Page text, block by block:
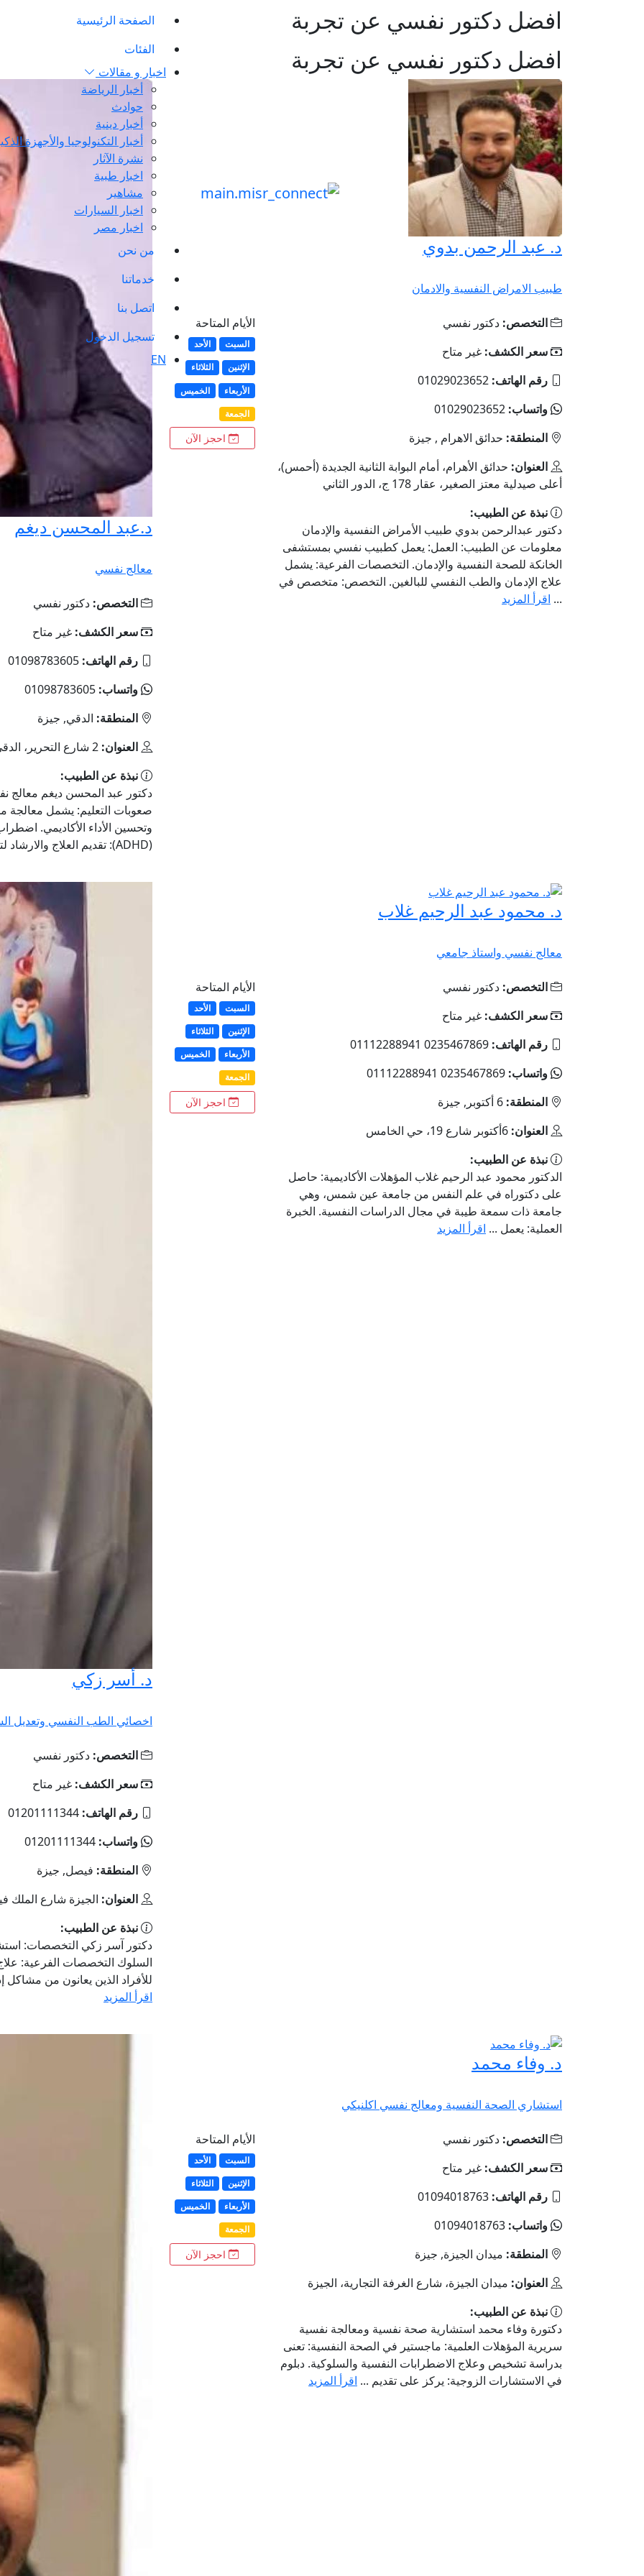
الصفحة الرئيسية
الفئات
اخبار و مقالات
أخبار الرياضة
حوادث
أخبار دينية
أخبار التكنولوجيا والأجهزة
نشرة الآثار
اخبار طبية
مشاهير
اخبار السيارات
اخبار مصر
من نحن
خدماتنا
اتصل بنا
تسجيل الدخول
EN
افضل دكتور نفسي عن تجربة
افضل دكتور نفسي عن تجربة
د. عبد الرحمن بدوي
طبيب الامراض النفسية والادمان
التخصص: دكتور نفسي
سعر الكشف: غير متاح
رقم الهاتف: 01029023652
واتساب: 01029023652
المنطقة: حدائق الاهرام , جيزة
العنوان: حدائق الأهرام، أمام البوابة الثانية الجديدة (أحمس)،
أعلى صيدلية معتز الصغير، عقار 178 ج، الدور الثاني
نبذة عن الطبيب:
دكتور عبدالرحمن بدوي طبيب الأمراض النفسية والإدمان
معلومات عن الطبيب: العمل: يعمل كطبيب نفسي بمستشفى
الخانكة للصحة النفسية والإدمان. التخصصات الفرعية: يشمل
علاج الإدمان والطب النفسي للبالغين. التخصص: متخصص في
... اقرأ المزيد
الأيام المتاحة
السبت
الأحد
الإثنين
الثلاثاء
الأربعاء
الخميس
الجمعة
احجز الآن
د.عبد المحسن ديغم
معالج نفسي
التخصص: دكتور نفسي
سعر الكشف: غير متاح
رقم الهاتف: 01098783605
واتساب: 01098783605
المنطقة: الدقي, جيزة
العنوان: 2 شارع التحرير، الدقي، شقة 44، الدور الرابع
نبذة عن الطبيب:
دكتور عبد المحسن ديغم معالج
صعوبات التعليم: يشمل معالجة
وتحسين الأداء الأكاديمي.
(ADHD): تقديم العلاج والارشاد لتقليل الأعراض ...
د. محمود عبد الرحيم غلاب
معالج نفسي واستاذ جامعي
التخصص: دكتور نفسي
سعر الكشف: غير متاح
رقم الهاتف: 0235467869 01112288941
واتساب: 0235467869 01112288941
المنطقة: 6 أكتوبر, جيزة
العنوان: 6أكتوبر شارع 19، حي الخامس
نبذة عن الطبيب:
الدكتور محمود عبد الرحيم غلاب المؤهلات الأكاديمية: حاصل
على دكتوراه في علم النفس من جامعة عين شمس، وهي
جامعة ذات سمعة طيبة في مجال الدراسات النفسية. الخبرة
العملية: يعمل ... اقرأ المزيد
الأيام المتاحة
السبت
الأحد
الإثنين
الثلاثاء
الأربعاء
الخميس
الجمعة
احجز الآن
د. أسر زكي
اخصائي الطب النفسي وتعديل
التخصص: دكتور نفسي
سعر الكشف: غير متاح
رقم الهاتف: 01201111344
واتساب: 01201111344
المنطقة: فيصل, جيزة
العنوان: الجيزة شارع الملك
نبذة عن الطبيب:
دكتور آسر زكي التخصصات:
السلوك التخصصات الفرعية:
للأفراد الذين يعانون من مشاكل
اقرأ المزيد
د. وفاء محمد
استشاري الصحة النفسية ومعالج نفسي اكلنيكي
التخصص: دكتور نفسي
سعر الكشف: غير متاح
رقم الهاتف: 01094018763
واتساب: 01094018763
المنطقة: ميدان الجيزة, جيزة
العنوان: ميدان الجيزة، شارع الغرفة التجارية، الجيزة
نبذة عن الطبيب:
دكتورة وفاء محمد استشارية صحة نفسية ومعالجة نفسية
سريرية المؤهلات العلمية: ماجستير في الصحة النفسية: تعنى
بدراسة تشخيص وعلاج الاضطرابات النفسية والسلوكية. دبلوم
في الاستشارات الزوجية: يركز على تقديم ... اقرأ المزيد
الأيام المتاحة
السبت
الأحد
الإثنين
الثلاثاء
الأربعاء
الخميس
الجمعة
احجز الآن